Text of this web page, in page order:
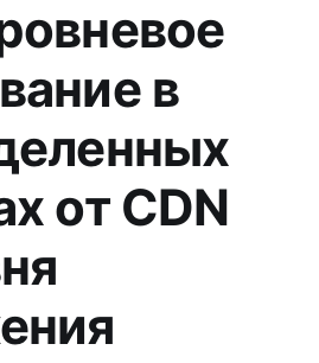
в
от CDN